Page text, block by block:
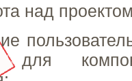
над
для